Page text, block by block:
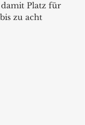
Platz für
zu acht